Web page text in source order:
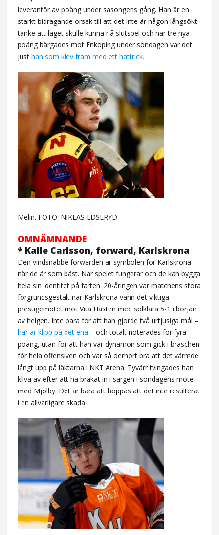
leverantör av poäng under säsongens gång. Han är en
starkt bidragande orsak till att det inte är någon långsökt
tanke att laget skulle kunna nå slutspel och när tre nya
poäng bärgades mot Enköping under söndagen var det
just han som klev fram med ett hattrick.
Melin. FOTO: NIKLAS EDSERYD
OMNÄMNANDE
* Kalle Carlsson, forward, Karlskrona
Den vindsnabbe forwarden är symbolen för Karlskrona
när de är som bäst. När spelet fungerar och de kan bygga
hela sin identitet på farten. 20-åringen var matchens stora
förgrundsgestalt när Karlskrona vann det viktiga
prestigemötet mot Vita Hästen med solklara 5-1 i början
av helgen. Inte bara för att han gjorde två urtjusiga mål –
här är klipp på det ena – och totalt noterades för fyra
poäng, utan för att han var dynamon som gick i bräschen
för hela offensiven och var så oerhört bra att det värmde
långt upp på läktarna i NKT Arena. Tyvärr tvingades han
kliva av efter att ha brakat in i sargen i söndagens möte
med Mjölby. Det är bara att hoppas att det inte resulterat
i en allvarligare skada.